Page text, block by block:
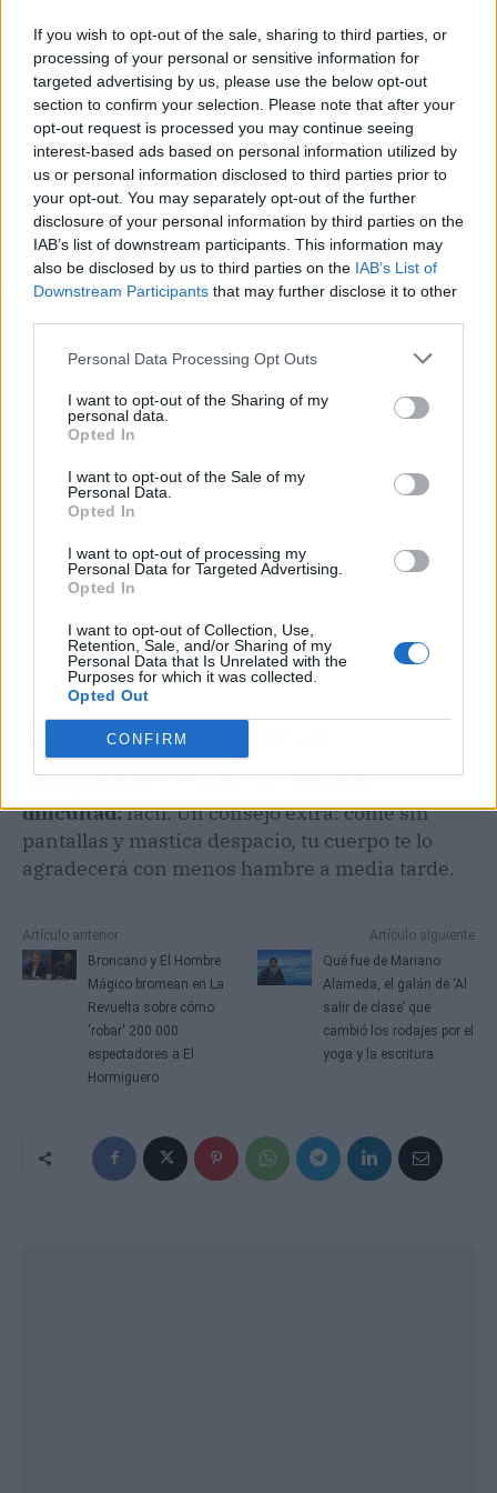
If you wish to opt-out of the sale, sharing to third parties, or
processing of your personal or sensitive information for
targeted advertising by us, please use the below opt-out
section to confirm your selection. Please note that after your
opt-out request is processed you may continue seeing
interest-based ads based on personal information utilized by
us or personal information disclosed to third parties prior to
your opt-out. You may separately opt-out of the further
disclosure of your personal information by third parties on the
IAB’s list of downstream participants. This information may
also be disclosed by us to third parties on the IAB’s List of
Downstream Participants that may further disclose it to other
Personal Data Processing Opt Outs
I want to opt-out of the Sharing of my
personal data.
Opted In
I want to opt-out of the Sale of my
Personal Data.
Opted In
I want to opt-out of processing my
Personal Data for Targeted Advertising.
Opted In
I want to opt-out of Collection, Use,
Retention, Sale, and/or Sharing of my
Personal Data that Is Unrelated with the
Purposes for which it was collected.
Opted Out
CONFIRM
Publicidad
💡 El truco del almendruco
dificultad:fácil. Un consejo extra: come sin
pantallas y mastica despacio, tu cuerpo te lo
agradecerá con menos hambre a media tarde.
Artículo anterior
Broncano y El Hombre
Mágico bromean en La
Revuelta sobre cómo
'robar' 200.000
espectadores a El
Hormiguero
Artículo siguiente
Qué fue de Mariano
Alameda, el galán de ‘Al
salir de clase’ que
cambió los rodajes por el
yoga y la escritura